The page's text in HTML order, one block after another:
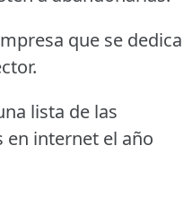
que se dedica
lista de las
en internet el año